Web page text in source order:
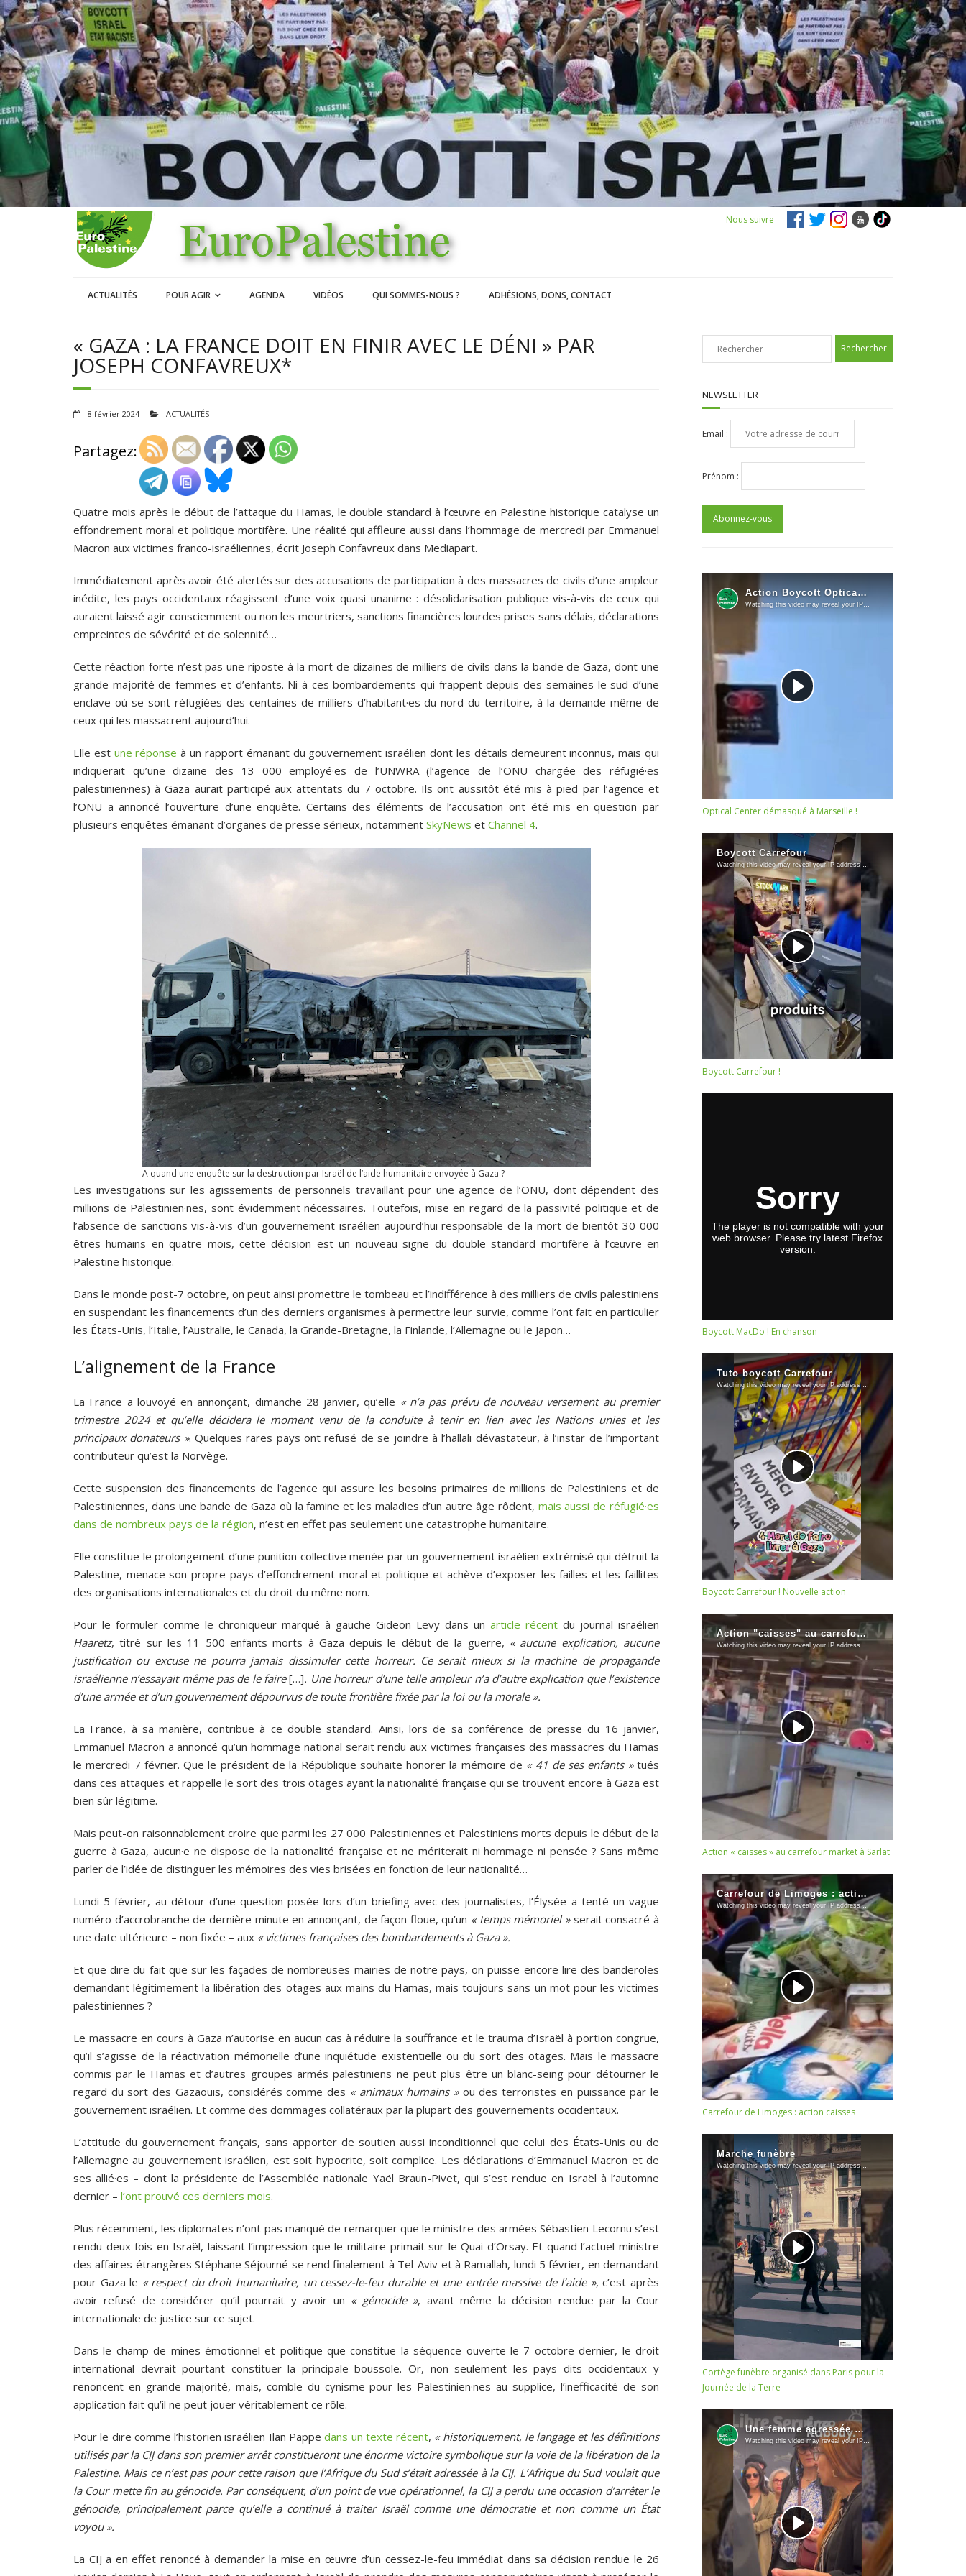
Nous suivre
ACTUALITÉS POUR AGIR AGENDA VIDÉOS QUI SOMMES-NOUS ? ADHÉSIONS, DONS, CONTACT
« GAZA : LA FRANCE DOIT EN FINIR AVEC LE DÉNI » PAR
JOSEPH CONFAVREUX*
8 février 2024 ACTUALITÉS
Partagez:
Quatre mois après le début de l’attaque du Hamas, le double standard à l’œuvre en Palestine historique catalyse un
effondrement moral et politique mortifère. Une réalité qui affleure aussi dans l’hommage de mercredi par Emmanuel
Macron aux victimes franco-israéliennes, écrit Joseph Confavreux dans Mediapart.
Immédiatement après avoir été alertés sur des accusations de participation à des massacres de civils d’une ampleur
inédite, les pays occidentaux réagissent d’une voix quasi unanime : désolidarisation publique vis-à-vis de ceux qui
auraient laissé agir consciemment ou non les meurtriers, sanctions financières lourdes prises sans délais, déclarations
empreintes de sévérité et de solennité…
Cette réaction forte n’est pas une riposte à la mort de dizaines de milliers de civils dans la bande de Gaza, dont une
grande majorité de femmes et d’enfants. Ni à ces bombardements qui frappent depuis des semaines le sud d’une
enclave où se sont réfugiées des centaines de milliers d’habitant·es du nord du territoire, à la demande même de
ceux qui les massacrent aujourd’hui.
Elle est une réponse à un rapport émanant du gouvernement israélien dont les détails demeurent inconnus, mais qui
indiquerait qu’une dizaine des 13 000 employé·es de l’UNWRA (l’agence de l’ONU chargée des réfugié·es
palestinien·nes) à Gaza aurait participé aux attentats du 7 octobre. Ils ont aussitôt été mis à pied par l’agence et
l’ONU a annoncé l’ouverture d’une enquête. Certains des éléments de l’accusation ont été mis en question par
plusieurs enquêtes émanant d’organes de presse sérieux, notamment SkyNews et Channel 4.
A quand une enquête sur la destruction par Israël de l’aide humanitaire envoyée à Gaza ?
Les investigations sur les agissements de personnels travaillant pour une agence de l’ONU, dont dépendent des
millions de Palestinien·nes, sont évidemment nécessaires. Toutefois, mise en regard de la passivité politique et de
l’absence de sanctions vis-à-vis d’un gouvernement israélien aujourd’hui responsable de la mort de bientôt 30 000
êtres humains en quatre mois, cette décision est un nouveau signe du double standard mortifère à l’œuvre en
Palestine historique.
Dans le monde post-7 octobre, on peut ainsi promettre le tombeau et l’indifférence à des milliers de civils palestiniens
en suspendant les financements d’un des derniers organismes à permettre leur survie, comme l’ont fait en particulier
les États-Unis, l’Italie, l’Australie, le Canada, la Grande-Bretagne, la Finlande, l’Allemagne ou le Japon…
L’alignement de la France
La France a louvoyé en annonçant, dimanche 28 janvier, qu’elle « n’a pas prévu de nouveau versement au premier
trimestre 2024 et qu’elle décidera le moment venu de la conduite à tenir en lien avec les Nations unies et les
principaux donateurs ». Quelques rares pays ont refusé de se joindre à l’hallali dévastateur, à l’instar de l’important
contributeur qu’est la Norvège.
Cette suspension des financements de l’agence qui assure les besoins primaires de millions de Palestiniens et de
Palestiniennes, dans une bande de Gaza où la famine et les maladies d’un autre âge rôdent, mais aussi de réfugié·es
dans de nombreux pays de la région, n’est en effet pas seulement une catastrophe humanitaire.
Elle constitue le prolongement d’une punition collective menée par un gouvernement israélien extrémisé qui détruit la
Palestine, menace son propre pays d’effondrement moral et politique et achève d’exposer les failles et les faillites
des organisations internationales et du droit du même nom.
Pour le formuler comme le chroniqueur marqué à gauche Gideon Levy dans un article récent du journal israélien
Haaretz, titré sur les 11 500 enfants morts à Gaza depuis le début de la guerre, « aucune explication, aucune
justification ou excuse ne pourra jamais dissimuler cette horreur. Ce serait mieux si la machine de propagande
israélienne n’essayait même pas de le faire[…]. Une horreur d’une telle ampleur n’a d’autre explication que l’existence
d’une armée et d’un gouvernement dépourvus de toute frontière fixée par la loi ou la morale ».
La France, à sa manière, contribue à ce double standard. Ainsi, lors de sa conférence de presse du 16 janvier,
Emmanuel Macron a annoncé qu’un hommage national serait rendu aux victimes françaises des massacres du Hamas
le mercredi 7 février. Que le président de la République souhaite honorer la mémoire de « 41 de ses enfants »tués
dans ces attaques et rappelle le sort des trois otages ayant la nationalité française qui se trouvent encore à Gaza est
bien sûr légitime.
Mais peut-on raisonnablement croire que parmi les 27 000 Palestiniennes et Palestiniens morts depuis le début de la
guerre à Gaza, aucun·e ne dispose de la nationalité française et ne mériterait ni hommage ni pensée ? Sans même
parler de l’idée de distinguer les mémoires des vies brisées en fonction de leur nationalité…
Lundi 5 février, au détour d’une question posée lors d’un briefing avec des journalistes, l’Élysée a tenté un vague
numéro d’accrobranche de dernière minute en annonçant, de façon floue, qu’un « temps mémoriel »serait consacré à
une date ultérieure – non fixée – aux « victimes françaises des bombardements à Gaza ».
Et que dire du fait que sur les façades de nombreuses mairies de notre pays, on puisse encore lire des banderoles
demandant légitimement la libération des otages aux mains du Hamas, mais toujours sans un mot pour les victimes
palestiniennes ?
Le massacre en cours à Gaza n’autorise en aucun cas à réduire la souffrance et le trauma d’Israël à portion congrue,
qu’il s’agisse de la réactivation mémorielle d’une inquiétude existentielle ou du sort des otages. Mais le massacre
commis par le Hamas et d’autres groupes armés palestiniens ne peut plus être un blanc-seing pour détourner le
regard du sort des Gazaouis, considérés comme des « animaux humains » ou des terroristes en puissance par le
gouvernement israélien. Et comme des dommages collatéraux par la plupart des gouvernements occidentaux.
L’attitude du gouvernement français, sans apporter de soutien aussi inconditionnel que celui des États-Unis ou de
l’Allemagne au gouvernement israélien, est soit hypocrite, soit complice. Les déclarations d’Emmanuel Macron et de
ses allié·es – dont la présidente de l’Assemblée nationale Yaël Braun-Pivet, qui s’est rendue en Israël à l’automne
dernier – l’ont prouvé ces derniers mois.
Plus récemment, les diplomates n’ont pas manqué de remarquer que le ministre des armées Sébastien Lecornu s’est
rendu deux fois en Israël, laissant l’impression que le militaire primait sur le Quai d’Orsay. Et quand l’actuel ministre
des affaires étrangères Stéphane Séjourné se rend finalement à Tel-Aviv et à Ramallah, lundi 5 février, en demandant
pour Gaza le « respect du droit humanitaire, un cessez-le-feu durable et une entrée massive de l’aide », c’est après
avoir refusé de considérer qu’il pourrait y avoir un « génocide », avant même la décision rendue par la Cour
internationale de justice sur ce sujet.
Dans le champ de mines émotionnel et politique que constitue la séquence ouverte le 7 octobre dernier, le droit
international devrait pourtant constituer la principale boussole. Or, non seulement les pays dits occidentaux y
renoncent en grande majorité, mais, comble du cynisme pour les Palestinien·nes au supplice, l’inefficacité de son
application fait qu’il ne peut jouer véritablement ce rôle.
Pour le dire comme l’historien israélien Ilan Pappedans un texte récent, « historiquement, le langage et les définitions
utilisés par la CIJ dans son premier arrêt constitueront une énorme victoire symbolique sur la voie de la libération de la
Palestine. Mais ce n’est pas pour cette raison que l’Afrique du Sud s’était adressée à la CIJ. L’Afrique du Sud voulait que
la Cour mette fin au génocide. Par conséquent, d’un point de vue opérationnel, la CIJ a perdu une occasion d’arrêter le
génocide, principalement parce qu’elle a continué à traiter Israël comme une démocratie et non comme un État
voyou ».
La CIJ a en effet renoncé à demander la mise en œuvre d’un cessez-le-feu immédiat dans sa décision rendue le 26
NEWSLETTER
Email :
Prénom :
Optical Center démasqué à Marseille !
Boycott Carrefour !
Boycott MacDo ! En chanson
Boycott Carrefour ! Nouvelle action
Action « caisses » au carrefour market à Sarlat
Carrefour de Limoges : action caisses
Cortège funèbre organisé dans Paris pour la
Journée de la Terre